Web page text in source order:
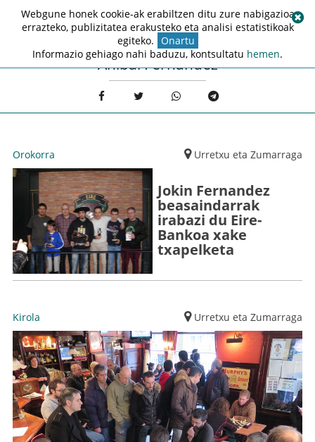
Anibal Fernandez
Orokorra Urretxu eta Zumarraga
Jokin Fernandez
beasaindarrak
irabazi du Eire-
Bankoa xake
txapelketa
Kirola Urretxu eta Zumarraga
Webgune honek cookie-ak erabiltzen ditu zure nabigazioa
errazteko, publizitatea erakusteko eta analisi estatistikoak
egiteko. Onartu
Informazio gehiago nahi baduzu, kontsultatu hemen.